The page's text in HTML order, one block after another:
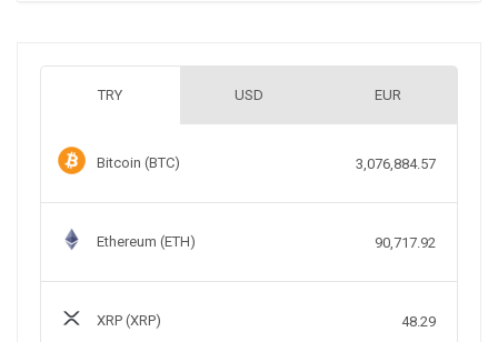
TRY USD EUR
Bitcoin (BTC) 3,076,884.57
Ethereum (ETH) 90,717.92
XRP (XRP) 48.29